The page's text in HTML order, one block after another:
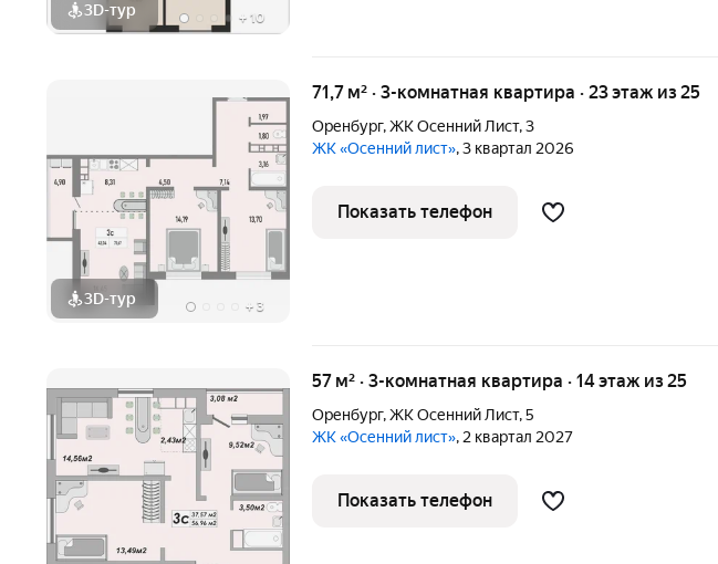
3D-тур + 10
3D-тур + 3
71,7 м² · 3-комнатная квартира · 23 этаж из 25
Оренбург,ЖК Осенний Лист,3
ЖК «Осенний лист», 3 квартал 2026
Показать телефон
57 м² · 3-комнатная квартира · 14 этаж из 25
Оренбург,ЖК Осенний Лист,5
ЖК «Осенний лист», 2 квартал 2027
Показать телефон